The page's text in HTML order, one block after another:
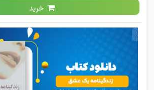
خرید